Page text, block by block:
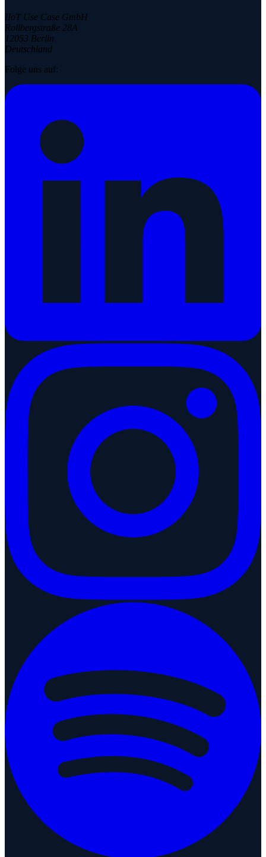
IIoT Use Case GmbH
Rollbergstraße 28A
12053 Berlin
Deutschland
Folge uns auf: